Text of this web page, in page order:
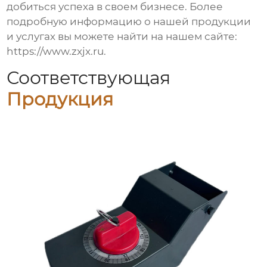
добиться успеха в своем бизнесе. Более
подробную информацию о нашей продукции
и услугах вы можете найти на нашем сайте:
https://www.zxjx.ru.
Соответствующая
Продукция